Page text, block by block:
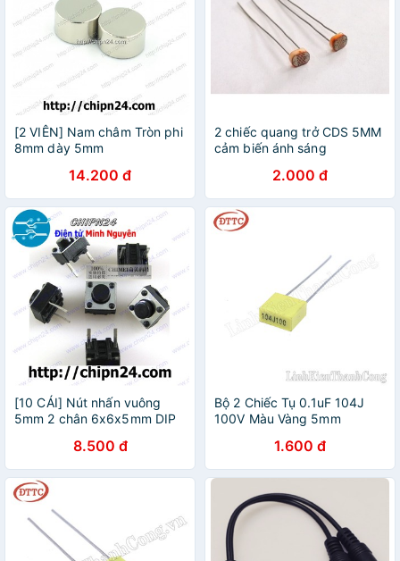
[2 VIÊN] Nam châm Tròn phi
8mm dày 5mm
14.200 đ
2 chiếc quang trở CDS 5MM
cảm biến ánh sáng
2.000 đ
[10 CÁI] Nút nhấn vuông
5mm 2 chân 6x6x5mm DIP
8.500 đ
Bộ 2 Chiếc Tụ 0.1uF 104J
100V Màu Vàng 5mm
1.600 đ